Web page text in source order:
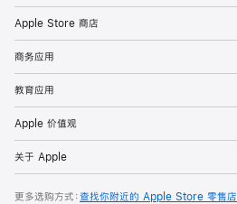
Apple Store 商店
商务应用
教育应用
Apple 价值观
关于 Apple
更多选购方式：查找你附近的 Apple Store 零售店